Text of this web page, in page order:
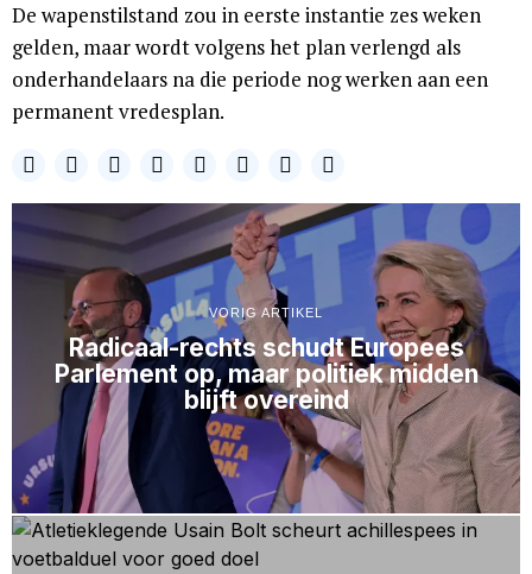
De wapenstilstand zou in eerste instantie zes weken
gelden, maar wordt volgens het plan verlengd als
onderhandelaars na die periode nog werken aan een
permanent vredesplan.
VORIG ARTIKEL
Radicaal-rechts schudt Europees
Parlement op, maar politiek midden
blijft overeind